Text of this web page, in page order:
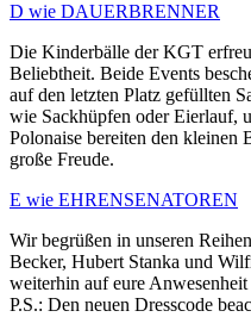
D wie DAUERBRENNER
Die Kinderbälle der KGT
Beliebtheit. Beide Events
auf den letzten Platz gefüllten
wie Sackhüpfen oder Eierlauf,
Polonaise bereiten den kleinen
große Freude.
E wie EHRENSENATOREN
Wir begrüßen in unseren
Becker, Hubert Stanka und
weiterhin auf eure
P.S.: Den neuen Dresscode